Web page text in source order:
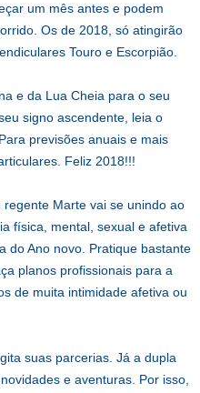
um mês antes e podem
Os de 2018, só atingirão
Touro e Escorpião.
e da Lua Cheia para o seu
signo ascendente, leia o
previsões anuais e mais
Feliz 2018!!!
Marte vai se unindo ao
física, mental, sexual e afetiva
do Ano novo. Pratique bastante
planos profissionais para a
de muita intimidade afetiva ou
suas parcerias. Já a dupla
e aventuras. Por isso,